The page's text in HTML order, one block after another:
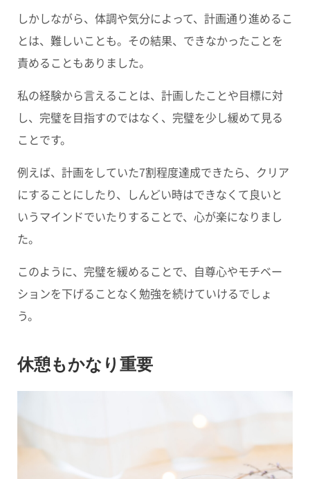
しかしながら、体調や気分によって、計画通り進めるこ
とは、難しいことも。その結果、できなかったことを
責めることもありました。
私の経験から言えることは、計画したことや目標に対
し、完璧を目指すのではなく、完璧を少し緩めて見る
ことです。
例えば、計画をしていた7割程度達成できたら、クリア
にすることにしたり、しんどい時はできなくて良いと
いうマインドでいたりすることで、心が楽になりまし
た。
このように、 完璧を緩めることで、自尊心やモチベー
ションを下げることなく勉強を続けていけるでしょ
う。
休憩もかなり重要